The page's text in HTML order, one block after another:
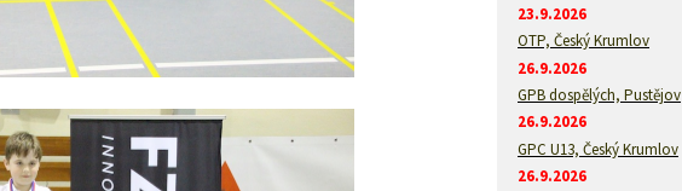
23.9.2026
OTP, Český Krumlov
26.9.2026
GPB dospělých, Pustějov
26.9.2026
GPC U13, Český Krumlov
26.9.2026